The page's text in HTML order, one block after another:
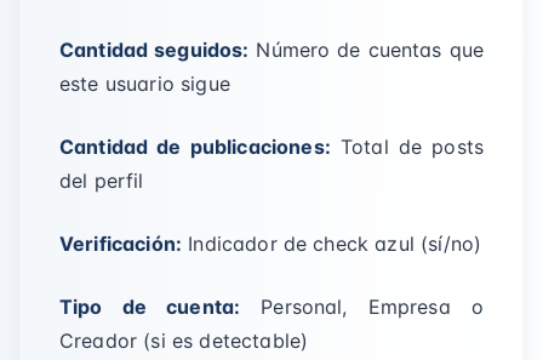
Cantidad seguidos: Número de cuentas que
este usuario sigue
Cantidad de publicaciones: Total de posts
del perfil
Verificación: Indicador de check azul (sí/no)
Tipo de cuenta: Personal, Empresa o
Creador (si es detectable)